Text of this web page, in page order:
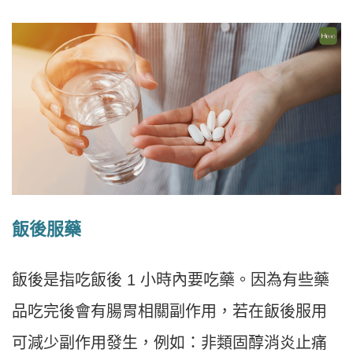
飯後服藥
飯後是指吃飯後 1 小時內要吃藥。因為有些藥
品吃完後會有腸胃相關副作用，若在飯後服用
可減少副作用發生，例如：非類固醇消炎止痛